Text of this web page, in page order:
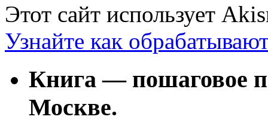
Этот сайт использует
Узнайте как
Книга — пошаговое
Москве.